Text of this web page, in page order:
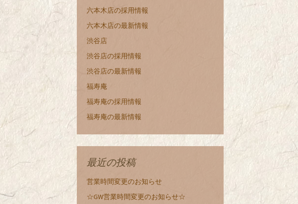
六本木店の採用情報
六本木店の最新情報
渋谷店
渋谷店の採用情報
渋谷店の最新情報
福寿庵
福寿庵の採用情報
福寿庵の最新情報
最近の投稿
営業時間変更のお知らせ
☆GW営業時間変更のお知らせ☆